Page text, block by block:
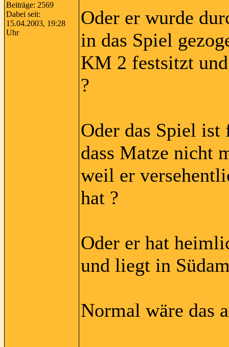
Beiträge: 2569
Dabei seit:
15.04.2003, 19:28
Uhr
Oder er wurde
in das Spiel
KM 2 festsitzt
?
Oder das Spiel
dass Matze nicht
weil er
hat ?
Oder er hat
und liegt in
Normal wäre das